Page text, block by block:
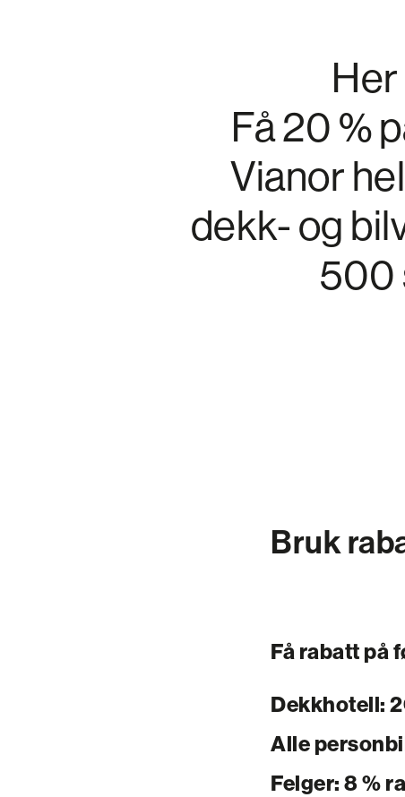
Få 20 %
Vianor
dekk- og
500
Bruk
Få rabatt på
Dekkhotell:
Alle
Felger: 8 %